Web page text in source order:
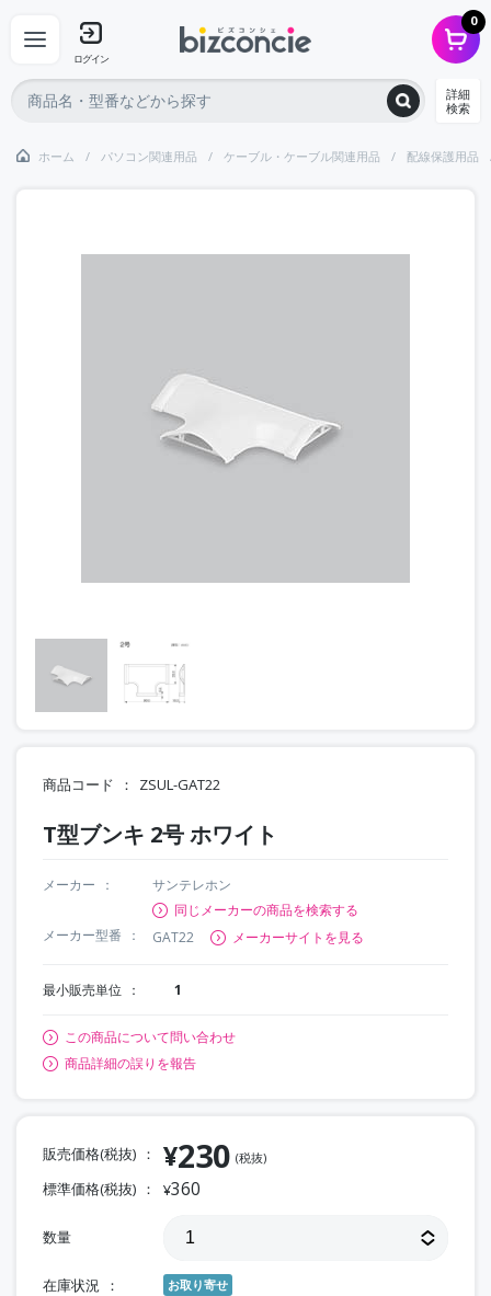
ログイン
0
詳細
検索
ホーム パソコン関連用品 ケーブル・ケーブル関連用品 配線保護用品
商品コード ZSUL-GAT22
T型ブンキ 2号 ホワイト
メーカー
サンテレホン
同じメーカーの商品を検索する
メーカー型番
GAT22 メーカーサイトを見る
最小販売単位 1
この商品について問い合わせ
商品詳細の誤りを報告
販売価格(税抜) ¥230 (税抜)
標準価格(税抜) ¥360
数量
在庫状況 お取り寄せ